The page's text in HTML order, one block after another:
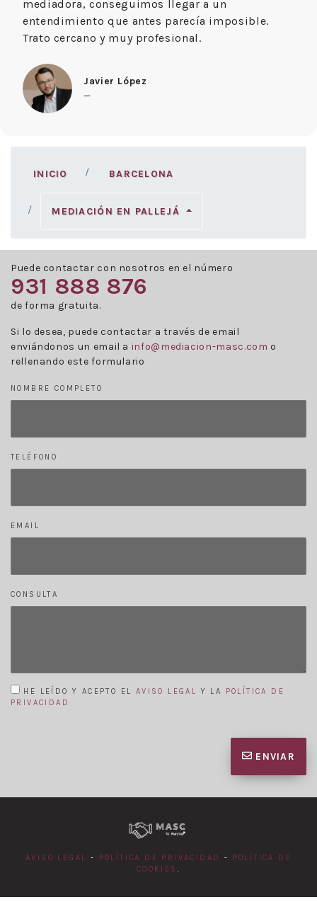
mediadora, conseguimos llegar a un
entendimiento que antes parecía imposible.
Trato cercano y muy profesional.
Javier López
—
INICIO BARCELONA
MEDIACIÓN EN PALLEJÁ
Puede contactar con nosotros en el número
931 888 876
de forma gratuita.
Si lo desea, puede contactar a través de email
enviándonos un email a info@mediacion-masc.com o
rellenando este formulario
NOMBRE COMPLETO
TELÉFONO
EMAIL
CONSULTA
HE LEÍDO Y ACEPTO EL AVISO LEGAL Y LA
POLÍTICA DE
PRIVACIDAD
ENVIAR
AVISO LEGAL - POLÍTICA DE PRIVACIDAD -
POLÍTICA DE
COOKIES .